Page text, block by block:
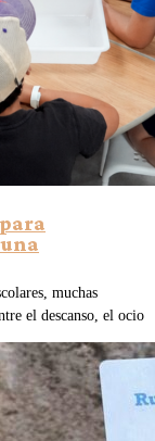
muchas
el descanso, el ocio